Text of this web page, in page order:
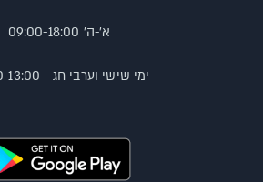
א'-ה' 09:00-18:00
ימי שישי וערבי חג - 09:00-13:00